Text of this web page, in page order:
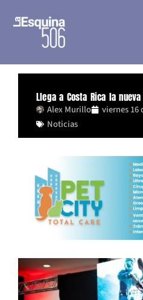
Llega a Costa Rica la nueva
Alex Murillo
viernes 16
Noticias